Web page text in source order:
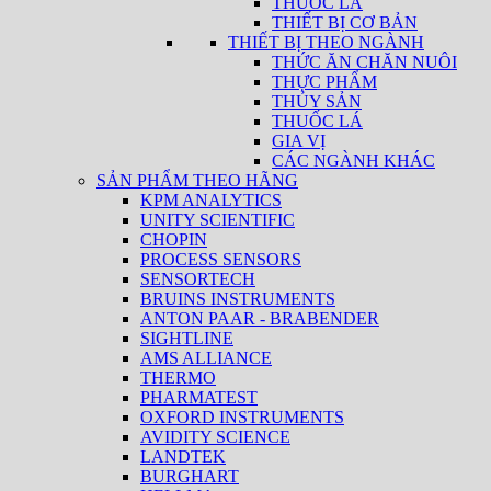
THIẾT BỊ CƠ BẢN
THIẾT BỊ THEO NGÀNH
THỨC ĂN CHĂN NUÔI
THỰC PHẨM
THỦY SẢN
THUỐC LÁ
GIA VỊ
CÁC NGÀNH KHÁC
SẢN PHẨM THEO HÃNG
KPM ANALYTICS
UNITY SCIENTIFIC
CHOPIN
PROCESS SENSORS
SENSORTECH
BRUINS INSTRUMENTS
ANTON PAAR - BRABENDER
SIGHTLINE
AMS ALLIANCE
THERMO
PHARMATEST
OXFORD INSTRUMENTS
AVIDITY SCIENCE
LANDTEK
BURGHART